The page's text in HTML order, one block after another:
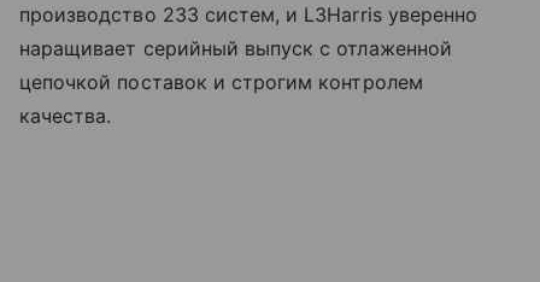
производство 233 систем, и L3Harris уверенно
наращивает серийный выпуск с отлаженной
цепочкой поставок и строгим контролем
качества.